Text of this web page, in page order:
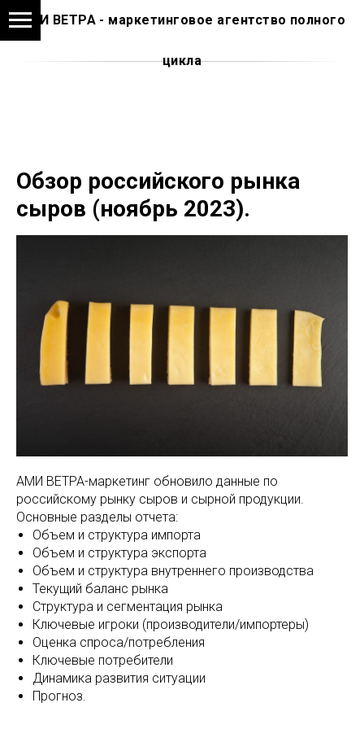
АМИ ВЕТРА - маркетинговое агентство полного
цикла
Обзор российского рынка
сыров (ноябрь 2023).
АМИ ВЕТРА-маркетинг обновило данные по
российскому рынку сыров и сырной продукции.
Основные разделы отчета:
Объем и структура импорта
Объем и структура экспорта
Объем и структура внутреннего производства
Текущий баланс рынка
Структура и сегментация рынка
Ключевые игроки (производители/импортеры)
Оценка спроса/потребления
Ключевые потребители
Динамика развития ситуации
Прогноз.